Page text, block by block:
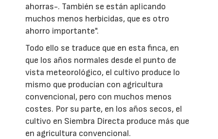
ahorras-. También se están aplicando
muchos menos herbicidas, que es otro
ahorro importante".
Todo ello se traduce que en esta finca, en
que los años normales desde el punto de
vista meteorológico, el cultivo produce lo
mismo que producían con agricultura
convencional, pero con muchos menos
costes. Por su parte, en los años secos, el
cultivo en Siembra Directa produce más que
en agricultura convencional.